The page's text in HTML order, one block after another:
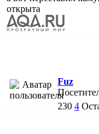
открыта
Fuz
230 4